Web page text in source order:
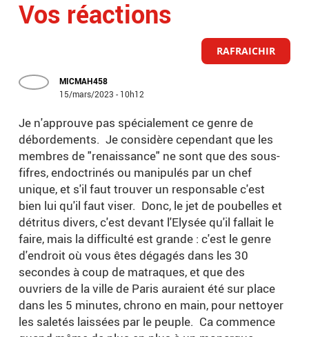
Vos réactions
RAFRAICHIR
MICMAH458
15/mars/2023 - 10h12
Je n'approuve pas spécialement ce genre de
débordements. Je considère cependant que les
membres de "renaissance" ne sont que des sous-
fifres, endoctrinés ou manipulés par un chef
unique, et s'il faut trouver un responsable c'est
bien lui qu'il faut viser. Donc, le jet de poubelles et
détritus divers, c'est devant l'Elysée qu'il fallait le
faire, mais la difficulté est grande : c'est le genre
d'endroit où vous êtes dégagés dans les 30
secondes à coup de matraques, et que des
ouvriers de la ville de Paris auraient été sur place
dans les 5 minutes, chrono en main, pour nettoyer
les saletés laissées par le peuple. Ca commence